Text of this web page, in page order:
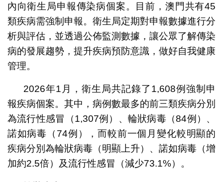
內向衛生局申報傳染病個案。目前，澳門共有45
類疾病需強制申報。衛生局定期對申報數據進行分
析與評估，並透過公佈監測數據，讓公眾了解傳染
病的發展趨勢，提升疾病預防意識，做好自我健康
管理。
2026年1月，衛生局共記錄了1,608例強制申
報疾病個案。其中，病例數最多的前三類疾病分別
為流行性感冒（1,307例）、輪狀病毒（84例）、
諾如病毒（74例），而較前一個月變化較明顯的
疾病分別為輪狀病毒（明顯上升）、諾如病毒（增
加約2.5倍）及流行性感冒（減少73.1%）。